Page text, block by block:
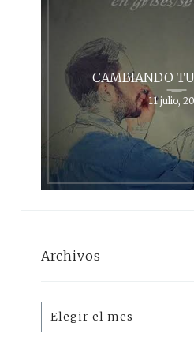
CAMBIANDO
11 julio,
Archivos
Archivos